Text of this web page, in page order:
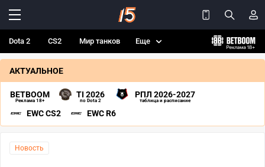
Dota 2 CS2 Мир танков Еще
АКТУАЛЬНОЕ
BETBOOM
Реклама 18+
TI 2026
по Dota 2
РПЛ 2026-2027
таблица и расписание
EWC CS2 EWC R6
Новость